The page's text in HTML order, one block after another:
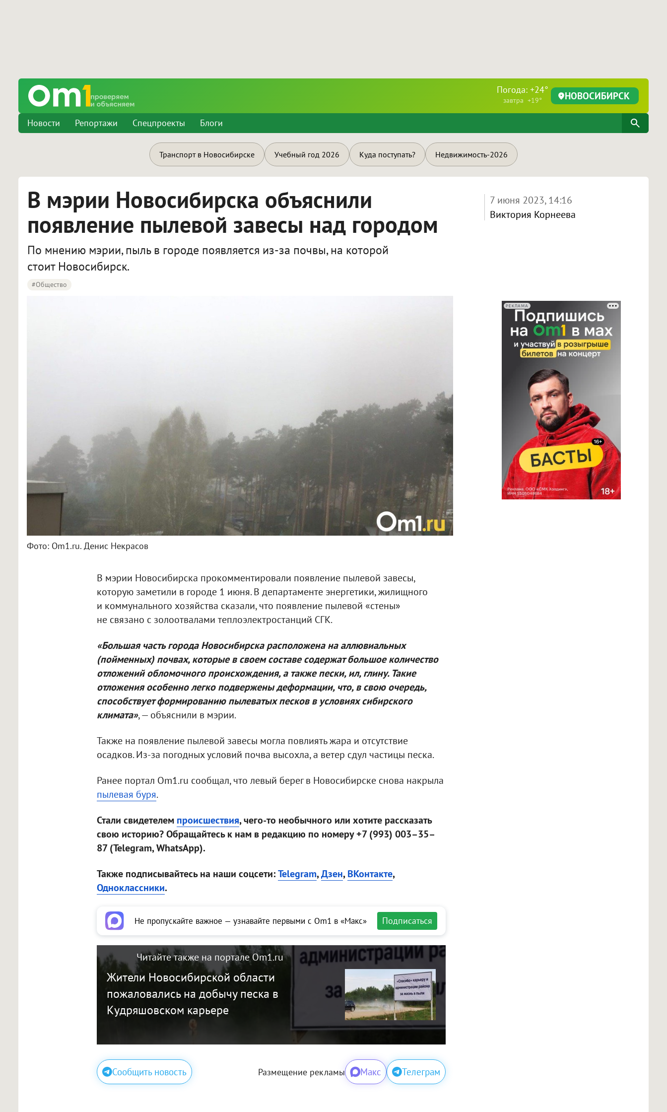
Погода: +24°
завтра +19° НОВОСИБИРСК
Новости Репортажи Спецпроекты Блоги
Транспорт в Новосибирске Учебный год 2026 Куда поступать? Недвижимость-2026
В мэрии Новосибирска объяснили
появление пылевой завесы над городом
По мнению мэрии, пыль в городе появляется из-за почвы, на которой
стоит Новосибирск.
#Общество
7 июня 2023, 14:16
Виктория Корнеева
РЕКЛАМА
Фото: Om1.ru. Денис Некрасов
В мэрии Новосибирска прокомментировали появление пылевой завесы,
которую заметили в городе 1 июня. В департаменте энергетики, жилищного
и коммунального хозяйства сказали, что появление пылевой «стены»
не связано с золоотвалами теплоэлектростанций СГК.
«Большая часть города Новосибирска расположена на аллювиальных
(пойменных) почвах, которые в своем составе содержат большое количество
отложений обломочного происхождения, а также пески, ил, глину. Такие
отложения особенно легко подвержены деформации, что, в свою очередь,
способствует формированию пылеватых песков в условиях сибирского
климата», — объяснили в мэрии.
Также на появление пылевой завесы могла повлиять жара и отсутствие
осадков. Из-за погодных условий почва высохла, а ветер сдул частицы песка.
Ранее портал Om1.ru сообщал, что левый берег в Новосибирске снова накрыла
пылевая буря.
Стали свидетелем происшествия, чего-то необычного или хотите рассказать
свою историю? Обращайтесь к нам в редакцию по номеру +7 (993) 003–35–
87 (Telegram, WhatsApp).
Также подписывайтесь на наши соцсети:Telegram,Дзен,ВКонтакте,
Одноклассники.
Не пропускайте важное — узнавайте первыми с Om1 в «Макс» Подписаться
Читайте также на портале Om1.ru
Жители Новосибирской области
пожаловались на добычу песка в
Кудряшовском карьере
Сообщить новость Размещение рекламы Макс Телеграм